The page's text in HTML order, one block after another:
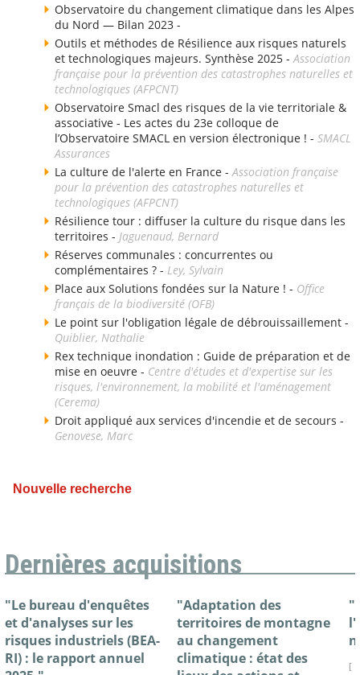
Observatoire du changement climatique dans les Alpes
du Nord — Bilan 2023 -
Outils et méthodes de Résilience aux risques naturels
et technologiques majeurs. Synthèse 2025 - Association
française pour la prévention des catastrophes naturelles et
technologiques (AFPCNT)
Observatoire Smacl des risques de la vie territoriale &
associative - Les actes du 23e colloque de
l’Observatoire SMACL en version électronique ! - SMACL
Assurances
La culture de l'alerte en France - Association française
pour la prévention des catastrophes naturelles et
technologiques (AFPCNT)
Résilience tour : diffuser la culture du risque dans les
territoires - Jaguenaud, Bernard
Réserves communales : concurrentes ou
complémentaires ? - Ley, Sylvain
Place aux Solutions fondées sur la Nature ! - Office
français de la biodiversité (OFB)
Le point sur l'obligation légale de débrouissaillement -
Quiblier, Nathalie
Rex technique inondation : Guide de préparation et de
mise en oeuvre - Centre d'études et d'expertise sur les
risques, l'environnement, la mobilité et l'aménagement
(Cerema)
Droit appliqué aux services d'incendie et de secours -
Genovese, Marc
Nouvelle recherche
Dernières acquisitions
"Le bureau d'enquêtes
et d'analyses sur les
risques industriels (BEA-
RI) : le rapport annuel
"Adaptation des
territoires de montagne
au changement
climatique : état des
[